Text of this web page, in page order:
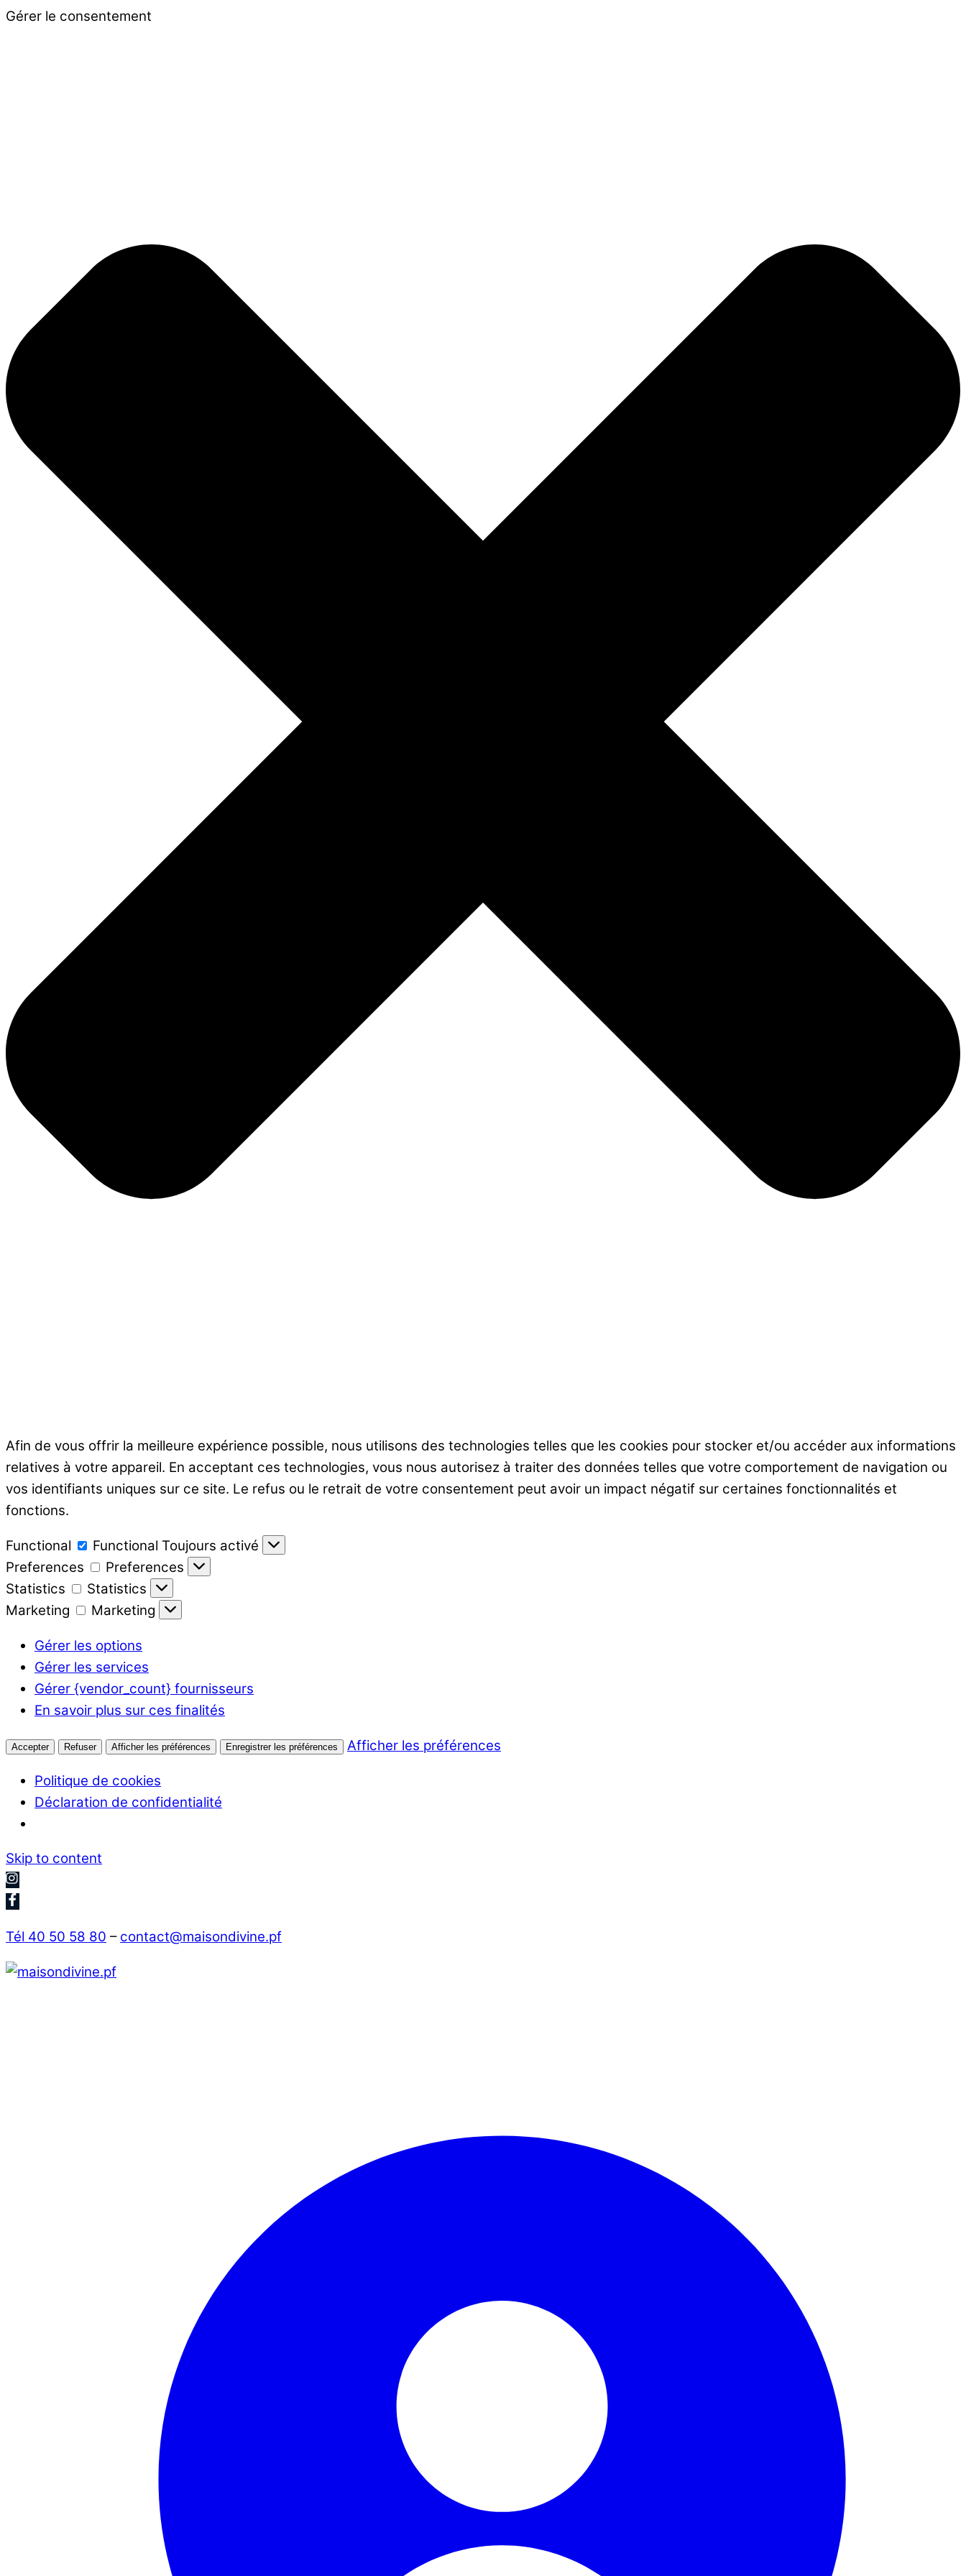
Gérer le consentement
Afin de vous offrir la meilleure expérience possible, nous utilisons des technologies telles que les cookies pour stocker et/ou accéder aux informations
relatives à votre appareil. En acceptant ces technologies, vous nous autorisez à traiter des données telles que votre comportement de navigation ou
vos identifiants uniques sur ce site. Le refus ou le retrait de votre consentement peut avoir un impact négatif sur certaines fonctionnalités et
fonctions.
Functional Functional Toujours activé
Preferences
Preferences
Statistics
Statistics
Marketing
Marketing
Gérer les options
Gérer les services
Gérer {vendor_count} fournisseurs
En savoir plus sur ces finalités
Accepter Refuser Afficher les préférences Enregistrer les préférences Afficher les préférences
Politique de cookies
Déclaration de confidentialité
Skip to content
Tél 40 50 58 80 – contact@maisondivine.pf